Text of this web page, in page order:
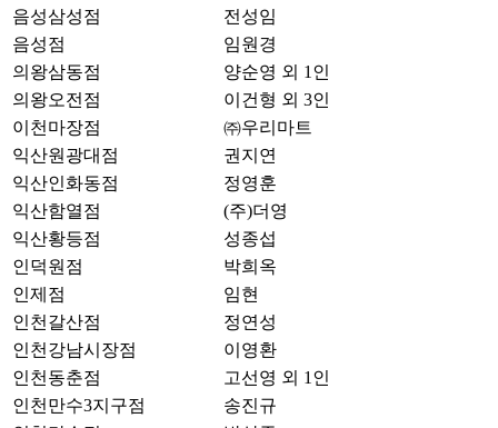
음성삼성점
전성임
음성점
임원경
의왕삼동점
양순영 외 1인
의왕오전점
이건형 외 3인
이천마장점
㈜우리마트
익산원광대점
권지연
익산인화동점
정영훈
익산함열점
(주)더영
익산황등점
성종섭
인덕원점
박희옥
인제점
임현
인천갈산점
정연성
인천강남시장점
이영환
인천동춘점
고선영 외 1인
인천만수3지구점
송진규